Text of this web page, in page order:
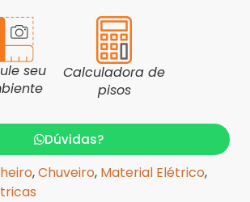
seu
Calculadora de
pisos
Dúvidas?
,Chuveiro, Material Elétrico,